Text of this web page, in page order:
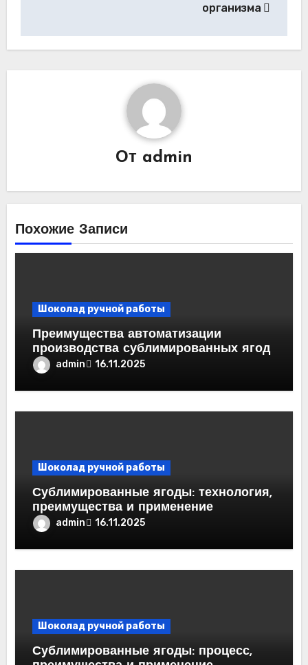
организма
От admin
Похожие Записи
Шоколад ручной работы
Преимущества автоматизации
производства сублимированных ягод
admin 16.11.2025
Шоколад ручной работы
Сублимированные ягоды: технология,
преимущества и применение
admin 16.11.2025
Шоколад ручной работы
Сублимированные ягоды: процесс,